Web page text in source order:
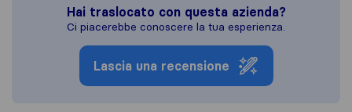
Hai traslocato con questa azienda?
Ci piacerebbe conoscere la tua esperienza.
Lascia una recensione